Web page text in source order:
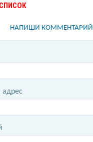
СПИСОК
НАПИШИ КОММЕНТАРИЙ
адрес